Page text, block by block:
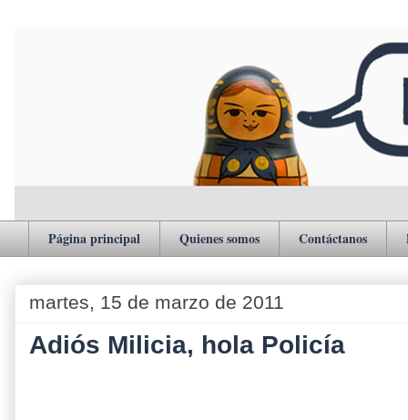
Página principal Quienes somos Contáctanos
martes, 15 de marzo de 2011
Adiós Milicia, hola Policía